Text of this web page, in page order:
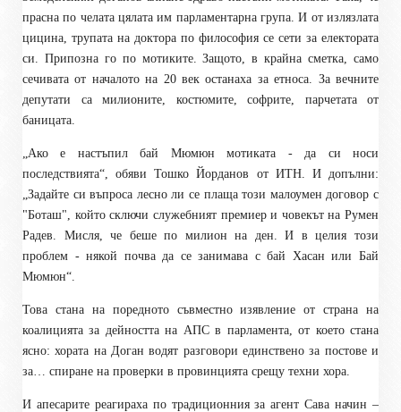
прасна по челата цялата им парламентарна група. И от излязлата
цицина, трупата на доктора по философия се сети за електората
си. Припозна го по мотиките. Защото, в крайна сметка, само
сечивата от началото на 20 век останаха за етноса. За вечните
депутати са милионите, костюмите, софрите, парчетата от
баницата.
„Ако е настъпил бай Мюмюн мотиката - да си носи
последствията“, обяви Тошко Йорданов от ИТН. И допълни:
„Задайте си въпроса лесно ли се плаща този малоумен договор с
"Боташ", който сключи служебният премиер и човекът на Румен
Радев. Мисля, че беше по милион на ден. И в целия този
проблем - някой почва да се занимава с бай Хасан или Бай
Мюмюн“.
Това стана на поредното съвместно изявление от страна на
коалицията за дейността на АПС в парламента, от което стана
ясно: хората на Доган водят разговори единствено за постове и
за… спиране на проверки в провинцията срещу техни хора.
И апесарите реагираха по традиционния за агент Сава начин –